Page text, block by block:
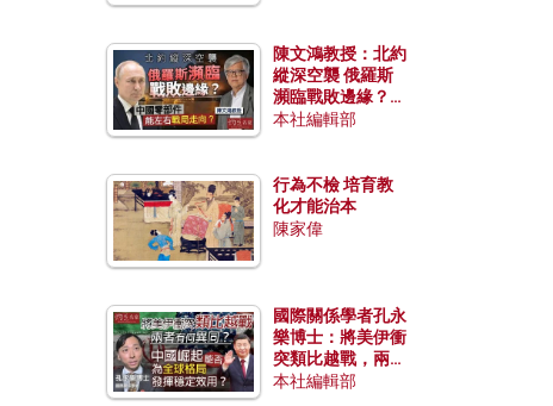
陳文鴻教授：北約
縱深空襲 俄羅斯
瀕臨戰敗邊緣？中
國零部件能左右戰
本社編輯部
行為不檢 培育教
化才能治本
陳家偉
國際關係學者孔永
樂博士：將美伊衝
突類比越戰，兩者
有何異同？中國崛
本社編輯部